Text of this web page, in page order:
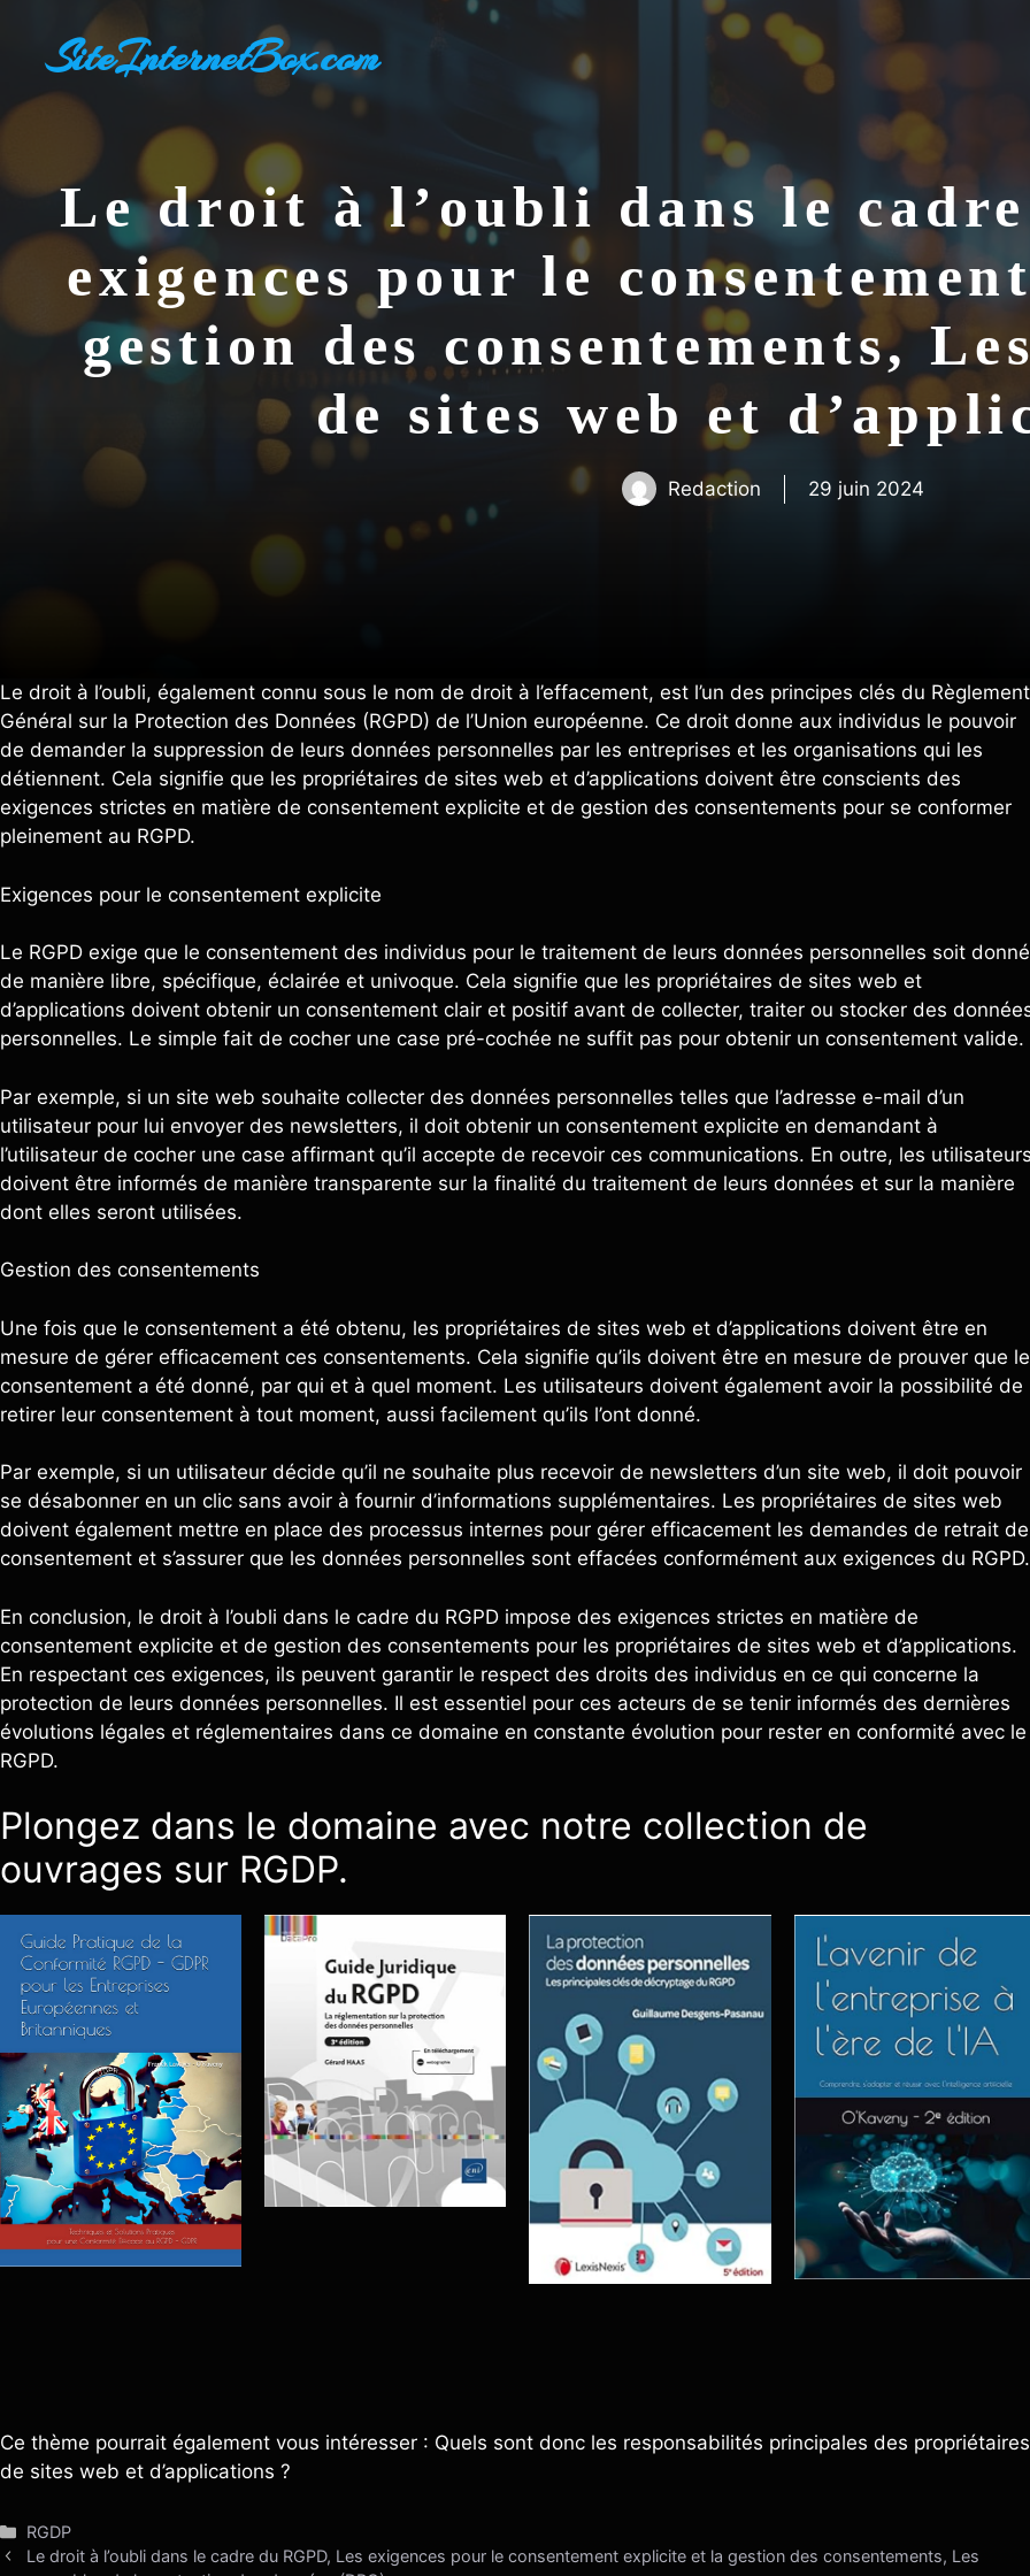
contenuSiteInternetBox.com
Le droit à l’oubli dans le
exigences pour le
gestion des consentements,
de sites web et
Redaction 29 juin 2024
Le droit à l’oubli, également connu sous le nom de droit à l’effacement, est l’un des principes clés du Règlement
Général sur la Protection des Données (RGPD) de l’Union européenne. Ce droit donne aux individus le pouvoir
de demander la suppression de leurs données personnelles par les entreprises et les organisations qui les
détiennent. Cela signifie que les propriétaires de sites web et d’applications doivent être conscients des
exigences strictes en matière de consentement explicite et de gestion des consentements pour se conformer
pleinement au RGPD.
Exigences pour le consentement explicite
Le RGPD exige que le consentement des individus pour le traitement de leurs données personnelles soit donné
de manière libre, spécifique, éclairée et univoque. Cela signifie que les propriétaires de sites web et
d’applications doivent obtenir un consentement clair et positif avant de collecter, traiter ou stocker des
personnelles. Le simple fait de cocher une case pré-cochée ne suffit pas pour obtenir un consentement valide.
Par exemple, si un site web souhaite collecter des données personnelles telles que l’adresse e-mail d’un
utilisateur pour lui envoyer des newsletters, il doit obtenir un consentement explicite en demandant à
l’utilisateur de cocher une case affirmant qu’il accepte de recevoir ces communications. En outre, les
doivent être informés de manière transparente sur la finalité du traitement de leurs données et sur la manière
dont elles seront utilisées.
Gestion des consentements
Une fois que le consentement a été obtenu, les propriétaires de sites web et d’applications doivent être en
mesure de gérer efficacement ces consentements. Cela signifie qu’ils doivent être en mesure de prouver que le
consentement a été donné, par qui et à quel moment. Les utilisateurs doivent également avoir la possibilité de
retirer leur consentement à tout moment, aussi facilement qu’ils l’ont donné.
Par exemple, si un utilisateur décide qu’il ne souhaite plus recevoir de newsletters d’un site web, il doit pouvoir
se désabonner en un clic sans avoir à fournir d’informations supplémentaires. Les propriétaires de sites web
doivent également mettre en place des processus internes pour gérer efficacement les demandes de retrait de
consentement et s’assurer que les données personnelles sont effacées conformément aux exigences du RGPD.
En conclusion, le droit à l’oubli dans le cadre du RGPD impose des exigences strictes en matière de
consentement explicite et de gestion des consentements pour les propriétaires de sites web et d’applications.
En respectant ces exigences, ils peuvent garantir le respect des droits des individus en ce qui concerne la
protection de leurs données personnelles. Il est essentiel pour ces acteurs de se tenir informés des dernières
évolutions légales et réglementaires dans ce domaine en constante évolution pour rester en conformité avec le
RGPD.
Plongez dans le domaine avec notre collection de
ouvrages sur RGDP.
Ce thème pourrait également vous intéresser : Quels sont donc les responsabilités principales des propriétaires
de sites web et d’applications ?
Catégories
RGDP
Le droit à l’oubli dans le cadre du RGPD, Les exigences pour le consentement explicite et la gestion des consentements, Les